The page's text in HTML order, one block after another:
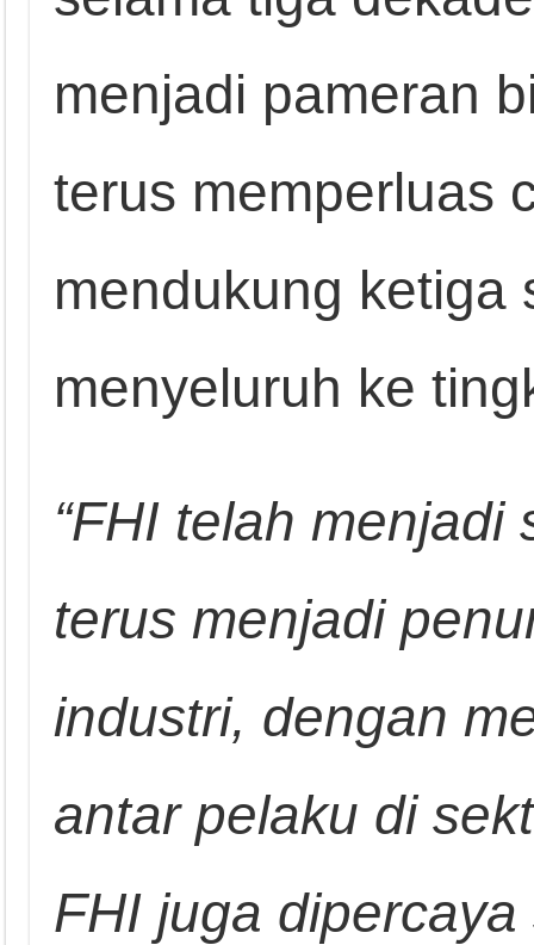
menjadi pameran
terus memperluas
mendukung ketiga
menyeluruh ke
“FHI telah
terus menjadi
industri, dengan
antar pelaku di
FHI juga